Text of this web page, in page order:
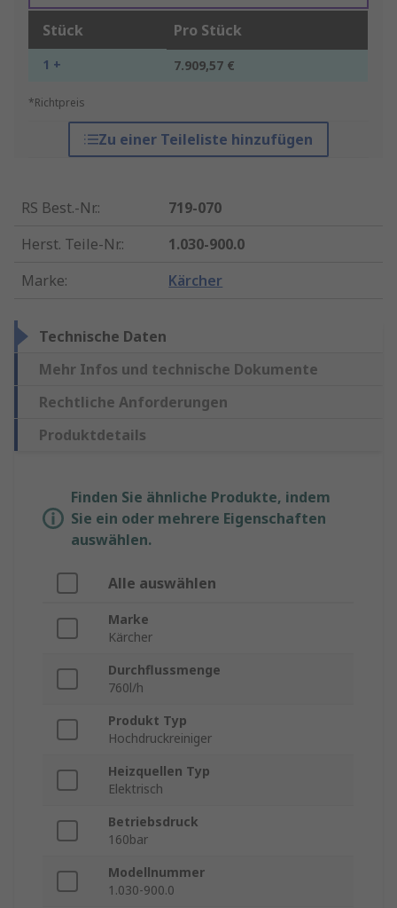
Stück Pro Stück
1 + 7.909,57 €
*Richtpreis
Zu einer Teileliste hinzufügen
RS Best.-Nr.:
719-070
Herst. Teile-Nr.:
1.030-900.0
Marke: Kärcher
Technische Daten
Mehr Infos und technische Dokumente
Rechtliche Anforderungen
Produktdetails
Finden Sie ähnliche Produkte, indem
Sie ein oder mehrere Eigenschaften
auswählen.
Alle auswählen
Marke
Kärcher
Durchflussmenge
760l/h
Produkt Typ
Hochdruckreiniger
Heizquellen Typ
Elektrisch
Betriebsdruck
160bar
Modellnummer
1.030-900.0